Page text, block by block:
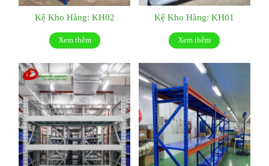
Kệ Kho Hàng: KH02
Xem thêm
Kệ Kho Hàng: KH01
Xem thêm